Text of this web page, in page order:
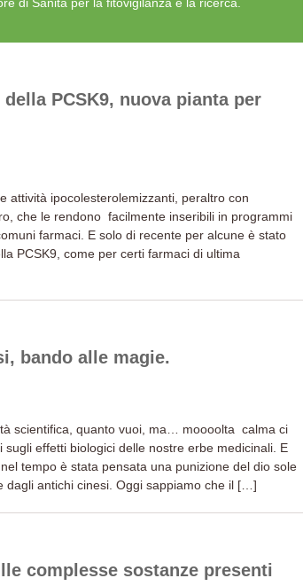
PCSK9, nuova pianta per
attività ipocolesterolemizzanti, peraltro con
che le rendono facilmente inseribili in programmi
farmaci. E solo di recente per alcune è stato
PCSK9, come per certi farmaci di ultima
bando alle magie.
scientifica, quanto vuoi, ma… moooolta calma ci
effetti biologici delle nostre erbe medicinali. E
tempo è stata pensata una punizione del dio sole
dagli antichi cinesi. Oggi sappiamo che il […]
complesse sostanze presenti